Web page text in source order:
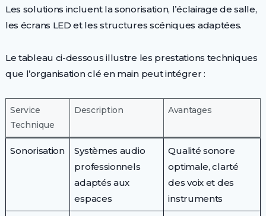
Les solutions incluent la sonorisation, l’éclairage de salle,
les écrans LED et les structures scéniques adaptées.
Le tableau ci-dessous illustre les prestations techniques
que l’organisation clé en main peut intégrer :
Service
Technique
Description Avantages
Sonorisation
Systèmes audio
professionnels
adaptés aux
espaces
Qualité sonore
optimale, clarté
des voix et des
instruments